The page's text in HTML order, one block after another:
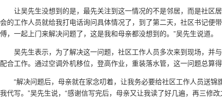
让吴先生没想到的是，最先关注到这一情况的不是邻居，而是社区
会的工作人员就给我打电话询问具体情况了，到了第二天，社区书记便
傅，一起上门来解决问题了，这是我和母亲都没想到的。”吴先生说道。
吴先生表示，为了解决这一问题，社区工作人员多次来到现场，并
配合工作。通过空调外机移位，登高作业，重装落水管，这一问题总算
“解决问题后，母亲就在家念叨着，让我务必要给社区工作人员送锦
我代写。”吴先生说，“感谢信写完后，母亲又让我读了好几遍，再三修